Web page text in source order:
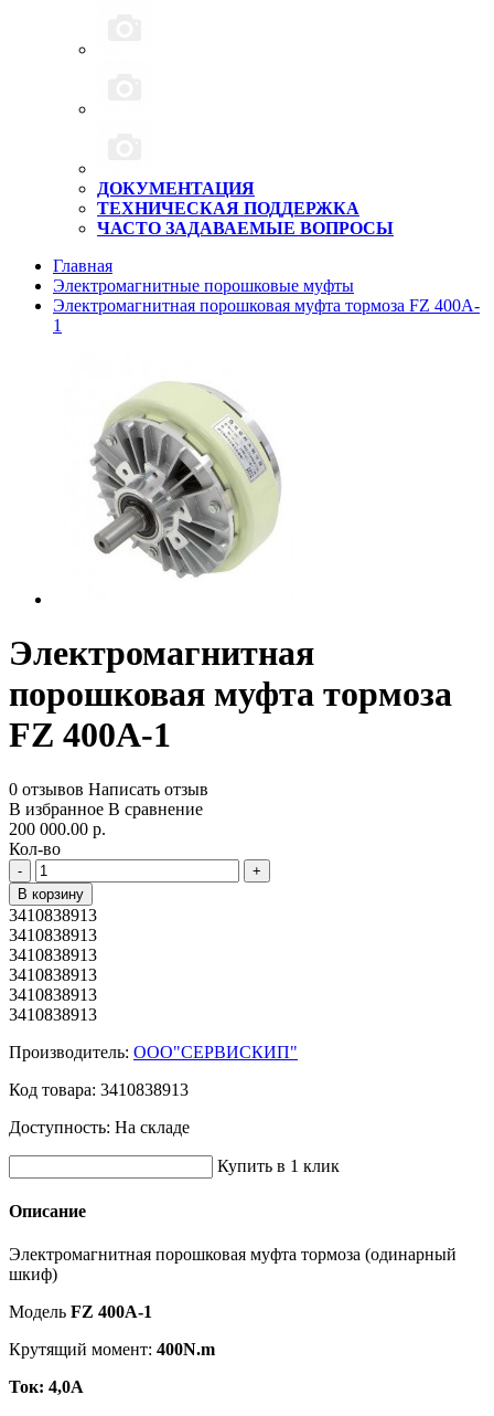
ДОКУМЕНТАЦИЯ
ТЕХНИЧЕСКАЯ ПОДДЕРЖКА
ЧАСТО ЗАДАВАЕМЫЕ ВОПРОСЫ
Главная
Электромагнитные порошковые муфты
Электромагнитная порошковая муфта тормоза FZ 400A-
1
Электромагнитная
порошковая муфта тормоза
FZ 400A-1
0 отзывов Написать отзыв
В избранное В сравнение
200 000.00 р.
Кол-во
-
+
В корзину
3410838913
3410838913
3410838913
3410838913
3410838913
3410838913
Производитель: ООО"СЕРВИСКИП"
Код товара: 3410838913
Доступность: На складе
Купить в 1 клик
Описание
Электромагнитная порошковая муфта тормоза (одинарный
шкиф)
Модель FZ 400A-1
Крутящий момент: 400N.m
Ток: 4,0А